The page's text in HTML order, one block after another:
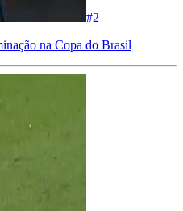
#2
na Copa do Brasil